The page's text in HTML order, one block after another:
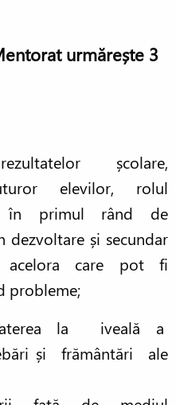
urmărește 3
școlare,
elevilor, rolul
în primul rând de
dezvoltare și secundar
care pot fi
probleme;
la iveală a
și frământări ale